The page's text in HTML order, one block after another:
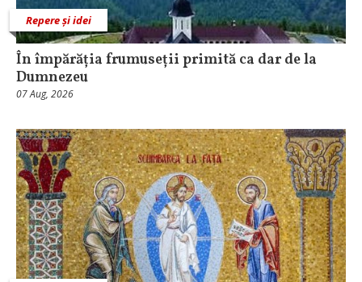
Repere și idei
În împărăția frumuseții primită ca dar de la
Dumnezeu
07 Aug, 2026